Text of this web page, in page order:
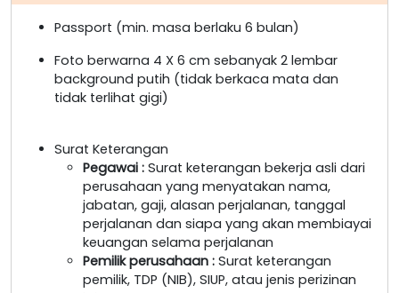
Passport (min. masa berlaku 6 bulan)
Foto berwarna 4 X 6 cm sebanyak 2 lembar
background putih (tidak berkaca mata dan
tidak terlihat gigi)
Surat Keterangan
Pegawai : Surat keterangan bekerja asli dari
perusahaan yang menyatakan nama,
jabatan, gaji, alasan perjalanan, tanggal
perjalanan dan siapa yang akan membiayai
keuangan selama perjalanan
Pemilik perusahaan : Surat keterangan
pemilik, TDP (NIB), SIUP, atau jenis perizinan